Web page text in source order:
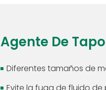
Agente De
Diferentes tamaños de